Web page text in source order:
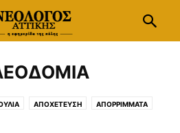
ΑΠΟΧΕΤΕΥΣΗ ΑΠΟΡΡΙΜΜΑΤΑ